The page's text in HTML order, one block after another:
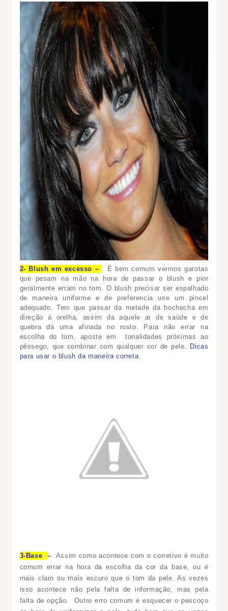
2- Blush em excesso –
É bem comum vermos garotas
que pesam na mão na hora de passar o blush e pior
geralmente erram no tom. O blush precisar ser espalhado
de maneira uniforme e de preferencia use um pincel
adequado. Tem que passar da metade da bochecha em
direção à orelha, assim da aquele ar de saúde e de
quebra dá uma afinada no rosto. Para não errar na
escolha do tom, aposte em tonalidades próximas ao
pêssego, que combinar com qualquer cor de pele. Dicas
para usar o blush da maneira correta.
3-Base–
Assim como acontece com o corretivo é muito
comum errar na hora da escolha da cor da base, ou é
mais claro ou mais escuro que o tom da pele. As vezes
isso acontece não pela falta de informação, mas pela
falta de opção. Outro erro comum é esquecer o pescoço